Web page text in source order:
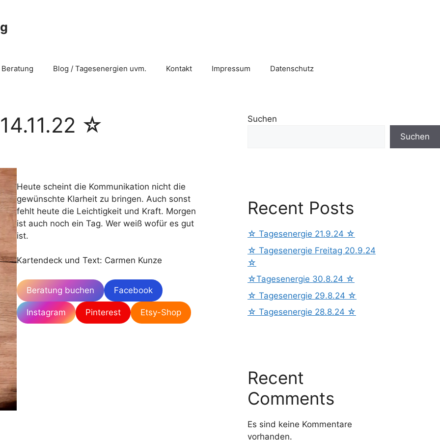
Blog / Tagesenergien uvm. Kontakt Impressum Datenschutz
☆
Heute scheint die Kommunikation nicht die
gewünschte Klarheit zu bringen. Auch sonst
fehlt heute die Leichtigkeit und Kraft. Morgen
ist auch noch ein Tag. Wer weiß wofür es gut
ist.
Kartendeck und Text: Carmen Kunze
Beratung buchen Facebook
Instagram Pinterest Etsy-Shop
Suchen
Suchen
Recent Posts
☆ Tagesenergie 21.9.24 ☆
☆ Tagesenergie Freitag 20.9.24
☆
☆Tagesenergie 30.8.24 ☆
☆ Tagesenergie 29.8.24 ☆
☆ Tagesenergie 28.8.24 ☆
Recent
Comments
Es sind keine Kommentare
vorhanden.